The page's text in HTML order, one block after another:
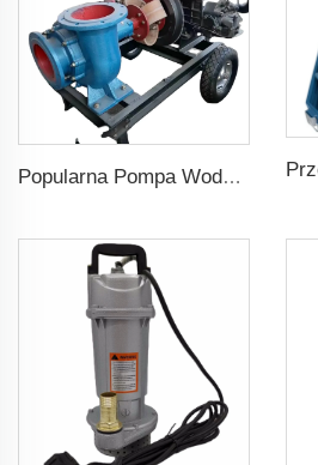
Popularna Pompa Wodna Dieselowa o Wysokim Ciśnieniu dla Rożnicowania Rolniczego